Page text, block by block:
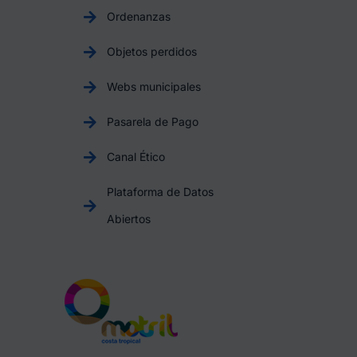
Ordenanzas
Objetos perdidos
Webs municipales
Pasarela de Pago
Canal Ético
Plataforma de Datos
Abiertos